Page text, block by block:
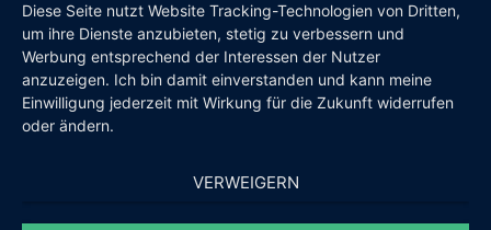
Diese Seite nutzt Website Tracking-Technologien von Dritten,
um ihre Dienste anzubieten, stetig zu verbessern und
Werbung entsprechend der Interessen der Nutzer
anzuzeigen. Ich bin damit einverstanden und kann meine
Einwilligung jederzeit mit Wirkung für die Zukunft widerrufen
oder ändern.
VERWEIGERN